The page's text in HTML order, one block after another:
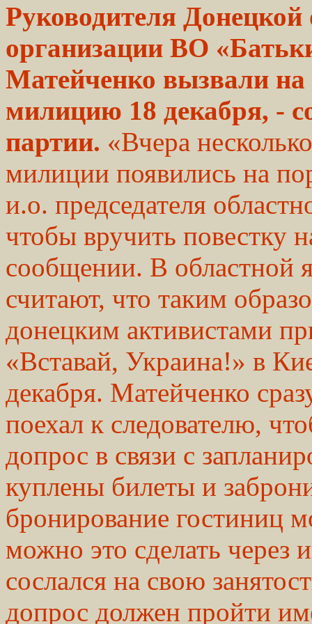
Руководителя
организации ВО
Матейченко вызвали на
милицию 18 декабря, -
партии. «Вчера
милиции появились на
и.о. председателя
чтобы вручить повестку
сообщении. В областной
считают, что таким
донецким активистами
«Вставай, Украина!» в
декабря. Матейченко
поехал к следователю,
допрос в связи с
куплены билеты и
бронирование гостиниц
можно это сделать через
сослался на свою
допрос должен пройти